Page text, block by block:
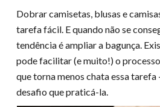
Dobrar camisetas, blusas e
tarefa fácil. E quando não se
tendência é ampliar a bagunça.
pode facilitar (e muito!) o
que torna menos chata essa tarefa
desafio que praticá-la.